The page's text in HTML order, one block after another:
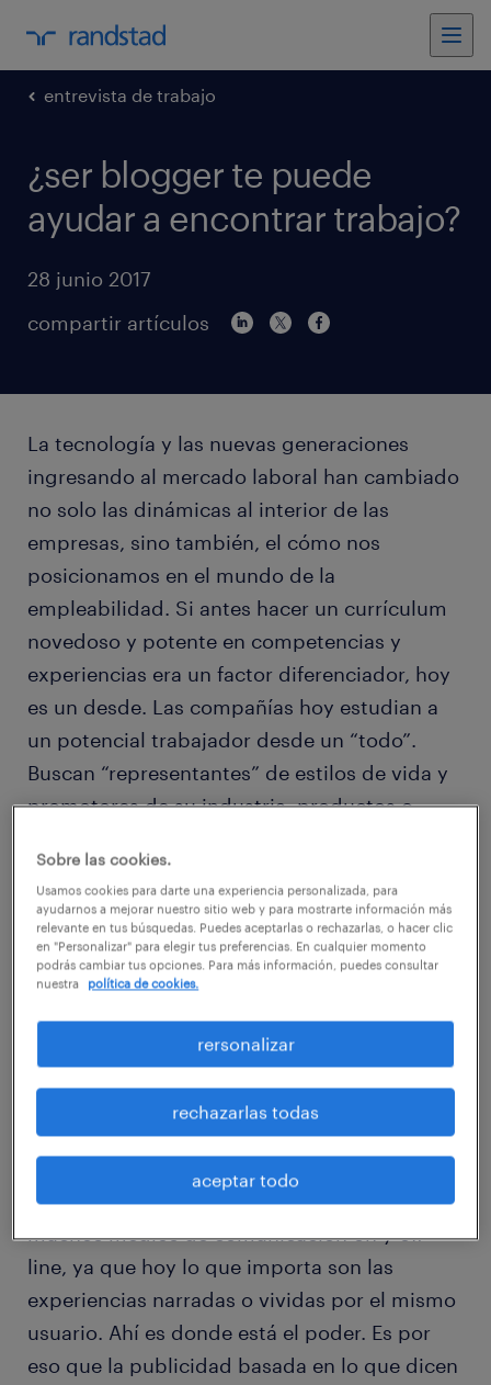
entrevista de trabajo
¿ser blogger te puede
ayudar a encontrar trabajo?
28 junio 2017
compartir artículos
La tecnología y las nuevas generaciones
ingresando al mercado laboral han cambiado
no solo las dinámicas al interior de las
empresas, sino también, el cómo nos
posicionamos en el mundo de la
empleabilidad. Si antes hacer un currículum
novedoso y potente en competencias y
experiencias era un factor diferenciador, hoy
es un desde. Las compañías hoy estudian a
un potencial trabajador desde un “todo”.
Buscan “representantes” de estilos de vida y
promotores de su industria, productos o
ver cómo “líderes de opinión”, celebridades o
bloggers suben sus videos o fotos
consumiendo productos o servicios, los
cuales, en su mayoría son pagados por estas
Por increíble que parezca, el poder de los
blogger es una realidad innegable y su
influencia se posiciona cercana a la de
muchos medios de comunicación on y off
line, ya que hoy lo que importa son las
experiencias narradas o vividas por el mismo
usuario. Ahí es donde está el poder. Es por
eso que la publicidad basada en lo que dicen
Sobre las cookies.
Usamos cookies para darte una experiencia personalizada, para
ayudarnos a mejorar nuestro sitio web y para mostrarte información más
relevante en tus búsquedas. Puedes aceptarlas o rechazarlas, o hacer clic
en "Personalizar" para elegir tus preferencias. En cualquier momento
podrás cambiar tus opciones. Para más información, puedes consultar
nuestra
política de cookies.
rersonalizar
rechazarlas todas
aceptar todo